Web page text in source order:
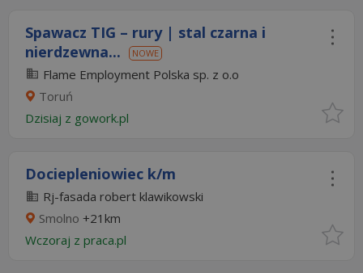
Spawacz TIG – rury | stal czarna i
nierdzewna...
NOWE
Flame Employment Polska sp. z o.o
Toruń
Dzisiaj z gowork.pl
Dociepleniowiec k/m
Rj-fasada robert klawikowski
Smolno +21km
Wczoraj z praca.pl